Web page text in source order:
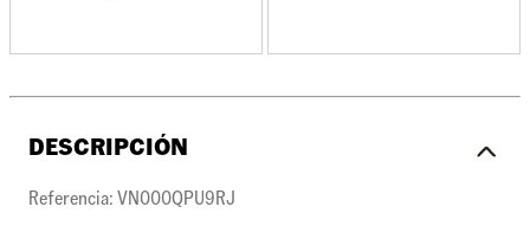
DESCRIPCIÓN
Referencia: VN000QPU9RJ